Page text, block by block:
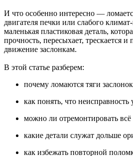
И что особенно интересно —
двигателя печки или слабого
маленькая пластиковая деталь,
прочность, пересыхает, трескается и
движение заслонкам.
В этой статье разберем:
почему ломаются тяги
как понять, что неисправность
можно ли отремонтировать всё
какие детали служат дольше
как избежать повторной